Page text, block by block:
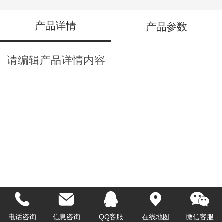
产品详情 产品参数
请编辑产品详情内容
电话咨询 信息咨询 QQ客服 在线地图 微信客服